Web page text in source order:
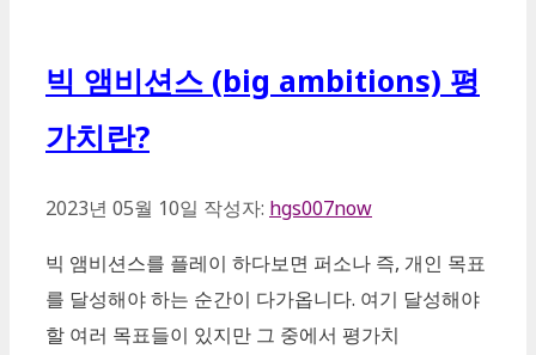
빅 앰비션스 (big ambitions) 평
가치란?
2023년 05월 10일 작성자: hgs007now
빅 앰비션스를 플레이 하다보면 퍼소나 즉, 개인 목표
를 달성해야 하는 순간이 다가옵니다. 여기 달성해야
할 여러 목표들이 있지만 그 중에서 평가치